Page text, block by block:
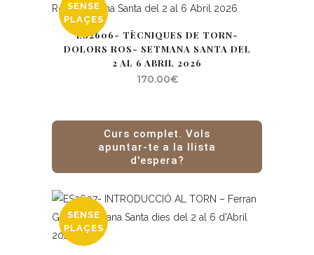
SENSE
PLAÇES
ES2606- TÈCNIQUES DE TORN-
DOLORS ROS- SETMANA SANTA DEL
2 AL 6 ABRIL 2026
170.00€
Curs complet. Vols
apuntar-te a la llista
d'espera?
SENSE
PLAÇES